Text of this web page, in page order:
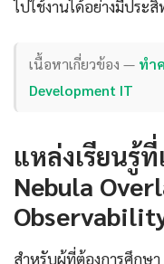
ไปใช้งานได้อย่างมีประ
เนื้อหาเกี่ยวข้อง — ทำ
Development IT
แหล่งเรียนรู้
Nebula
สำหรับผู้ที่ต้องการศึกษา